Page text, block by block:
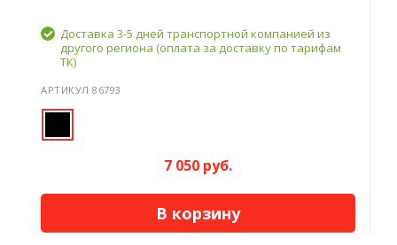
Доставка 3-5 дней транспортной компанией из
другого региона (оплата за доставку по тарифам
ТК)
АРТИКУЛ 86793
7 050 руб.
В корзину